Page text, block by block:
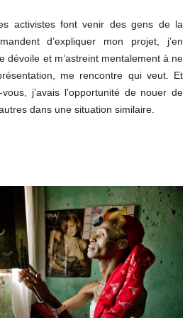
activistes font venir des gens de la
d’expliquer mon projet, j’en
dévoile et m’astreint mentalement à ne
me rencontre qui veut. Et
j’avais l’opportunité de nouer de
dans une situation similaire.